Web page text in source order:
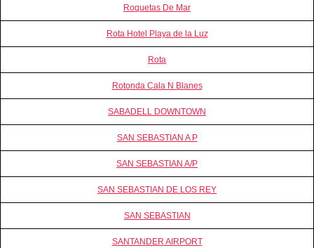
Roquetas De Mar
Rota Hotel Playa de la Luz
Rota
Rotonda Cala N Blanes
SABADELL DOWNTOWN
SAN SEBASTIAN A P
SAN SEBASTIAN A/P
SAN SEBASTIAN DE LOS REY
SAN SEBASTIAN
SANTANDER AIRPORT